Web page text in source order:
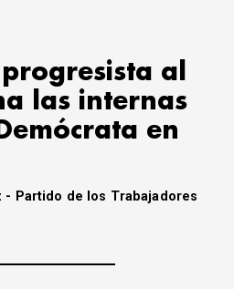
al
las internas
en
- Partido de los Trabajadores